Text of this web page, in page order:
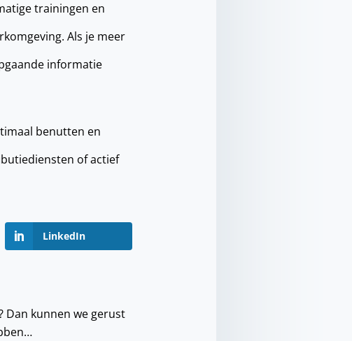
trainingen en
Als je meer
informatie
benutten en
of actief
LinkedIn
Dan kunnen we gerust